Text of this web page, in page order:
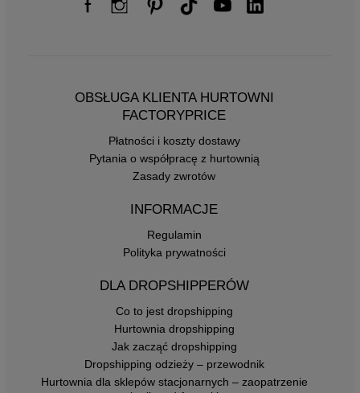
OBSŁUGA KLIENTA HURTOWNI
FACTORYPRICE
Płatności i koszty dostawy
Pytania o współpracę z hurtownią
Zasady zwrotów
INFORMACJE
Regulamin
Polityka prywatności
DLA DROPSHIPPERÓW
Co to jest dropshipping
Hurtownia dropshipping
Jak zacząć dropshipping
Dropshipping odzieży – przewodnik
Hurtownia dla sklepów stacjonarnych – zaopatrzenie